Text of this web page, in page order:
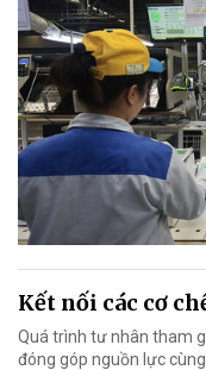
Kết nối các cơ
Quá trình tư nhân tham
đóng góp nguồn lực